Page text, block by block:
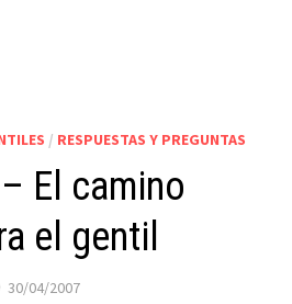
/ RESPUESTAS Y PREGUNTAS
El camino
el gentil
30/04/2007